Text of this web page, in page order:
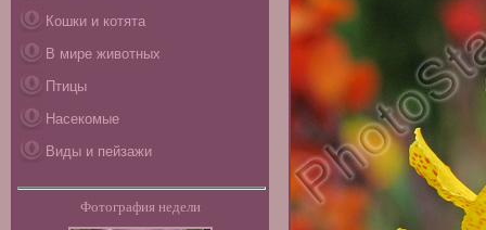
Кошки и котята
В мире животных
Птицы
Насекомые
Виды и пейзажи
Фотография недели